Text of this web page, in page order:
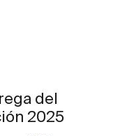
del
2025